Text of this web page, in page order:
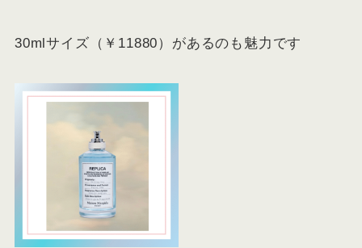
30mlサイズ（￥11880）があるのも魅力です